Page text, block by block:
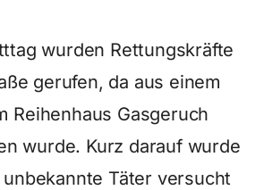
wurden Rettungskräfte
gerufen, da aus einem
Reihenhaus Gasgeruch
wurde. Kurz darauf wurde
Täter versucht